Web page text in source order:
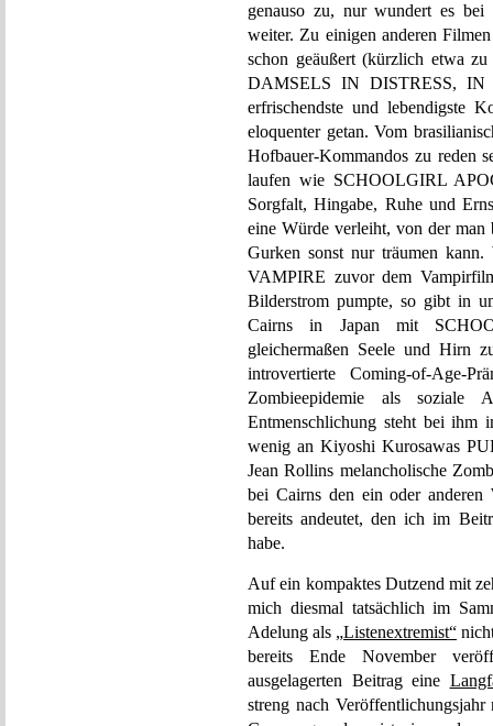
genauso zu, nur wundert es bei
weiter. Zu einigen anderen
schon geäußert (kürzlich etwa
DAMSELS IN DISTRESS,
erfrischendste und lebendigste
eloquenter getan. Vom
Hofbauer-Kommandos zu reden
laufen wie SCHOOLGIRL
Sorgfalt, Hingabe, Ruhe und
eine Würde verleiht, von der man
Gurken sonst nur träumen
VAMPIRE zuvor dem
Bilderstrom pumpte, so gibt in
Cairns in Japan mit
gleichermaßen Seele und Hirn
introvertierte Coming-of-Age-
Zombieepidemie als soziale
Entmenschlichung steht bei ihm
wenig an Kiyoshi Kurosawas
Jean Rollins melancholische
bei Cairns den ein oder
bereits andeutet, den ich im
habe.
Auf ein kompaktes Dutzend mit
mich diesmal tatsächlich im
Adelung als „Listenextremist“
bereits Ende November
ausgelagerten Beitrag eine
streng nach